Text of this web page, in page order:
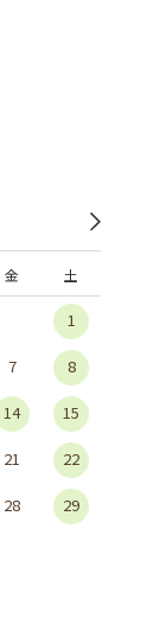
金 土
1
7 8
14 15
21 22
28 29